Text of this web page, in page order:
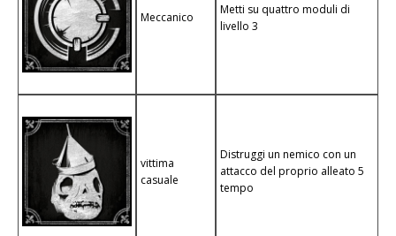
Meccanico
Metti su quattro moduli di
livello 3
vittima
casuale
Distruggi un nemico con un
attacco del proprio alleato 5
tempo